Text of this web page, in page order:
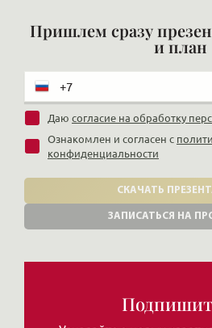
Пришлем сразу
и план
Даю согласие на обработку
Ознакомлен и согласен с
конфиденциальности
СКАЧАТЬ
ЗАПИСАТЬСЯ НА